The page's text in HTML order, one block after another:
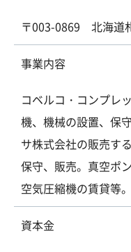
〒003-0869 北海道
事業内容
コベルコ・コンプレ
機、機械の設置、保
サ株式会社の販売す
保守、販売。真空ポ
空気圧縮機の賃貸等
資本金